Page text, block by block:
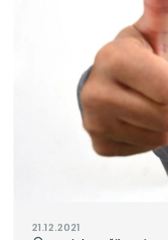
21.12.2021